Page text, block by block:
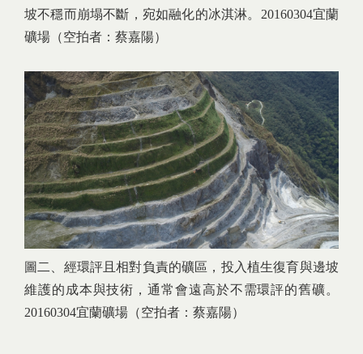
坡不穩而崩塌不斷，宛如融化的冰淇淋。20160304宜蘭
礦場（空拍者：蔡嘉陽）
圖二、經環評且相對負責的礦區，投入植生復育與邊坡
維護的成本與技術，通常會遠高於不需環評的舊礦。
20160304宜蘭礦場（空拍者：蔡嘉陽）